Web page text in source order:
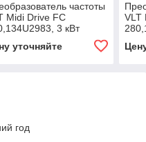
частоты
Midi Drive FC
3 кВт
уточняйте
VLT
год